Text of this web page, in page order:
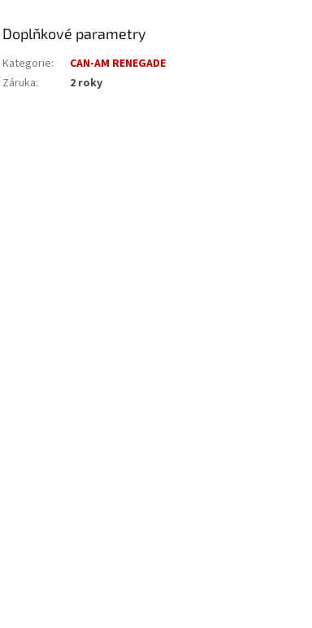
Doplňkové parametry
Kategorie:
CAN-AM RENEGADE
Záruka: 2 roky